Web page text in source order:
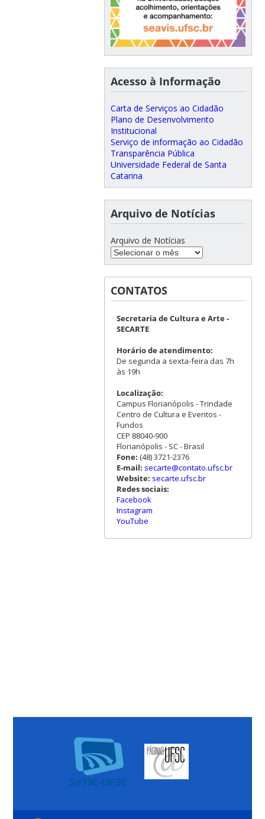
Acesso à Informação
Carta de Serviços ao Cidadão
Plano de Desenvolvimento
Institucional
Serviço de informação ao Cidadão
Transparência Pública
Universidade Federal de Santa
Catarina
Arquivo de Notícias
Arquivo de Notícias
CONTATOS
Secretaria de Cultura e Arte -
SECARTE
Horário de atendimento:
De segunda a sexta-feira das 7h
às 19h
Localização:
Campus Florianópolis - Trindade
Centro de Cultura e Eventos -
Fundos
CEP 88040-900
Florianópolis - SC - Brasil
Fone: (48) 3721-2376
E-mail: secarte@contato.ufsc.br
Website: secarte.ufsc.br
Redes sociais:
Facebook
Instagram
YouTube